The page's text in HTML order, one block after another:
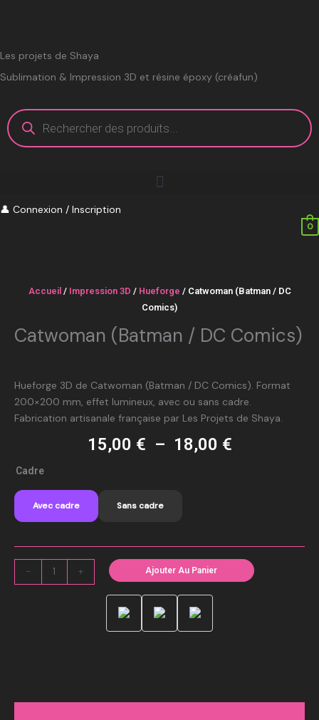
Les projets de Shaya
Sublimation & Impression 3D et résine époxy (créafun)
Recherche
de
produits
👤 Connexion / Inscription
0
Accueil / Impression 3D / Hueforge / Catwoman (Batman / DC
Comics)
Catwoman (Batman / DC Comics)
Hueforge 3D de Catwoman (Batman / DC Comics). Format
200×200 mm, effet lumineux, avec ou sans cadre.
Fabrication artisanale française par Les Projets de Shaya.
15,00 € – 18,00 €Plage
Cadre
Avec cadre Sans cadre
-
quantité
Catwoman
(Batman
DC
Comics)
+ Ajouter Au Panier